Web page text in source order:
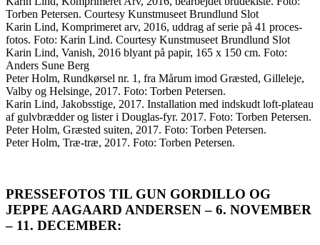
Torben Petersen. Courtesy Kunstmuseet Brundlund Slot
Karin Lind, Komprimeret arv, 2016, uddrag af serie på 41 proces-
fotos. Foto: Karin Lind. Courtesy Kunstmuseet Brundlund Slot
Karin Lind, Vanish, 2016 blyant på papir, 165 x 150 cm. Foto:
Anders Sune Berg
Peter Holm, Rundkørsel nr. 1, fra Mårum imod Græsted, Gilleleje,
Valby og Helsinge, 2017. Foto: Torben Petersen.
Karin Lind, Jakobsstige, 2017. Installation med indskudt loft-plateau
af gulvbrædder og lister i Douglas-fyr. 2017. Foto: Torben Petersen.
Peter Holm, Græsted suiten, 2017. Foto: Torben Petersen.
Peter Holm, Træ-træ, 2017. Foto: Torben Petersen.
PRESSEFOTOS TIL GUN GORDILLO OG
JEPPE AAGAARD ANDERSEN – 6. NOVEMBER
– 11. DECEMBER: